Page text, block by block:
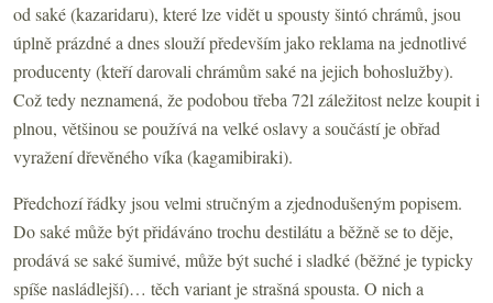
od saké (kazaridaru), které lze vidět u spousty šintó chrámů, jsou
úplně prázdné a dnes slouží především jako reklama na jednotlivé
producenty (kteří darovali chrámům saké na jejich bohoslužby).
Což tedy neznamená, že podobou třeba 72l záležitost nelze koupit i
plnou, většinou se používá na velké oslavy a součástí je obřad
vyražení dřevěného víka (kagamibiraki).
Předchozí řádky jsou velmi stručným a zjednodušeným popisem.
Do saké může být přidáváno trochu destilátu a běžně se to děje,
prodává se saké šumivé, může být suché i sladké (běžné je typicky
spíše nasládlejší)… těch variant je strašná spousta. O nich a